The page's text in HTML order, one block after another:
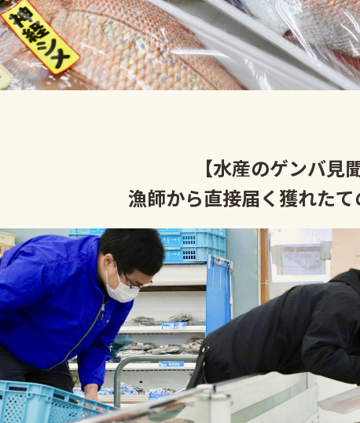
【水産のゲンバ見
漁師から直接届く獲れた